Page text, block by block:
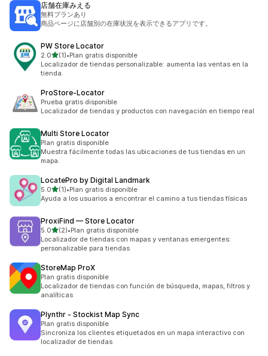
店舗在庫みえる
無料プランあり
商品ページに店舗別の在庫状況を表示できるアプリです。
PW Store Locator
2.0de 5 estrellas
(1)
1 reseñas en total
•Plan gratis disponible
Localizador de tiendas personalizable: aumenta las ventas en la
tienda.
ProStore‑Locator
Prueba gratis disponible
Localizador de tiendas y productos con navegación en tiempo real
Multi Store Locator
Plan gratis disponible
Muestra fácilmente todas las ubicaciones de tus tiendas en un
mapa.
LocatePro by Digital Landmark
5.0de 5 estrellas
(1)
1 reseñas en total
•Plan gratis disponible
Ayuda a los usuarios a encontrar el camino a tus tiendas físicas
ProxiFind — Store Locator
5.0de 5 estrellas
(2)
2 reseñas en total
•Plan gratis disponible
Localizador de tiendas con mapas y ventanas emergentes:
personalizable para tiendas
StoreMap ProX
Plan gratis disponible
Localizador de tiendas con función de búsqueda, mapas, filtros y
analíticas
Plynthr ‑ Stockist Map Sync
Plan gratis disponible
Sincroniza los clientes etiquetados en un mapa interactivo con
localizador de tiendas